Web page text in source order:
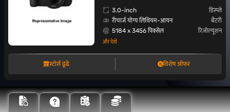
3.0-inch
डिस्प्ले
रीचार्ज योग्य लिथियम-आयन
बैटरी
5184 x 3456 पिक्सेल
रिज़ोल्यूशन
और देखें
स्टोर्स ढूंढें विशेष ऑफर